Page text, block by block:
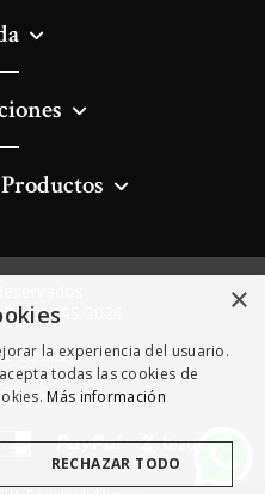
2026
Cookies
×
la experiencia del usuario.
todas las cookies de
Más información
RECHAZAR TODO